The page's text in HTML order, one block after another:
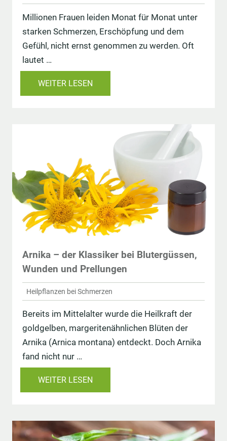
Millionen Frauen leiden Monat für Monat unter
starken Schmerzen, Erschöpfung und dem
Gefühl, nicht ernst genommen zu werden. Oft
lautet …
WEITER LESEN
Arnika – der Klassiker bei Blutergüssen,
Wunden und Prellungen
Heilpflanzen bei Schmerzen
Bereits im Mittelalter wurde die Heilkraft der
goldgelben, margeritenähnlichen Blüten der
Arnika (Arnica montana) entdeckt. Doch Arnika
fand nicht nur …
WEITER LESEN